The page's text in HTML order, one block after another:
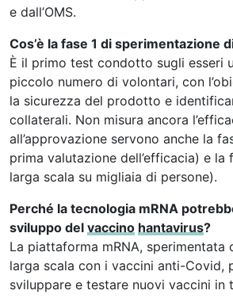
e dall’OMS.
Cos’è la fase 1 di sperimentazione
È il primo test condotto sugli esseri
piccolo numero di volontari, con
la sicurezza del prodotto e
collaterali. Non misura ancora
all’approvazione servono anche la
prima valutazione dell’efficacia) e la
larga scala su migliaia di persone).
Perché la tecnologia mRNA
sviluppo del vaccino hantavirus?
La piattaforma mRNA, sperimentata
larga scala con i vaccini anti-Covid,
sviluppare e testare nuovi vaccini in